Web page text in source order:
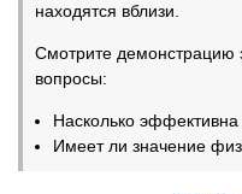
находятся вблизи.
Смотрите демонстрацию
вопросы:
Насколько
Имеет ли значение